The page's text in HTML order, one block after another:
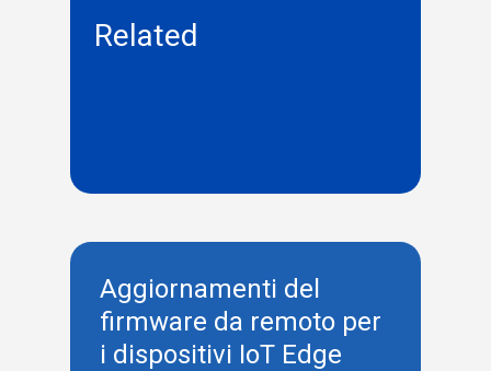
Related
Aggiornamenti del
firmware da remoto per
i dispositivi IoT Edge